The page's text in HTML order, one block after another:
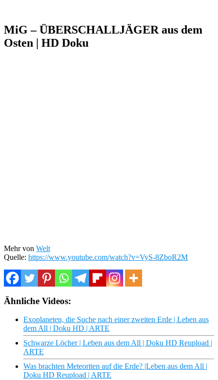
MiG – ÜBERSCHALLJÄGER aus dem
Osten | HD Doku
Mehr von Welt
Quelle: https://www.youtube.com/watch?v=VyS-8ZboR2M
Ähnliche Videos:
Exoplaneten, die Suche nach einer zweiten Erde | Leben aus
dem All | Doku HD | ARTE
Schwarze Löcher | Leben aus dem All | Doku HD Reupload |
ARTE
Was brachten Meteoriten auf die Erde? |Leben aus dem All |
Doku HD Reupload | ARTE